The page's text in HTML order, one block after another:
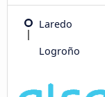
Laredo
Logroño